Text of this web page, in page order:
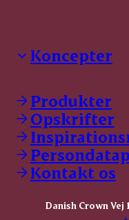
Koncepter
Dyrbar
GØL
Tulip
Friland
Dansk Kødkvæg
STOLT
Dansk Kalv
KOMBI Hak
Produkter
Opskrifter
Kontakt os
Danish Crown Vej